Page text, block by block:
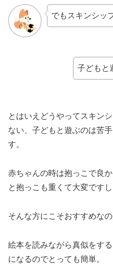
でもスキンシッ
子どもと
とはいえどうやってスキン
ない、子どもと遊ぶのは苦
す。
赤ちゃんの時は抱っこで良
と抱っこも重くて大変ですし
そんな方にこそおすすめな
絵本を読みながら真似をす
になるのでとっても簡単。